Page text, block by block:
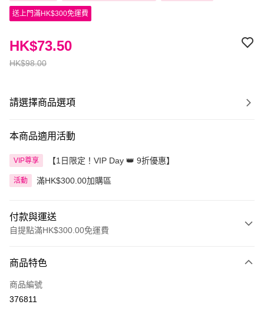
送上門滿HK$300免運費
HK$98.00
HK$73.50
請選擇商品選項
本商品適用活動
VIP尊享 【1日限定！VIP Day 👑 9折優惠】
活動 滿HK$300.00加購區
付款與運送
自提點滿HK$300.00免運費
信用卡
Apple Pay
商品特色
商品編號
376811